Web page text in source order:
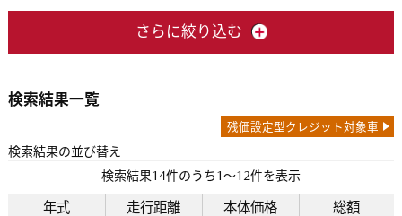
さらに絞り込む
検索結果一覧
残価設定型クレジット対象車
検索結果の並び替え
検索結果14件のうち1〜12件を表示
年式 走行距離 本体価格 総額